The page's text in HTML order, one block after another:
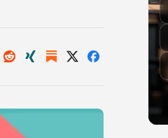
Auf Auf Auf Auf